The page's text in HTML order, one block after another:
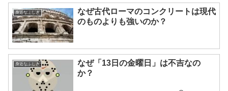
身近なふしぎ
なぜ古代ローマのコンクリートは現代
のものよりも強いのか？
身近なふしぎ
なぜ「13日の金曜日」は不吉なの
か？